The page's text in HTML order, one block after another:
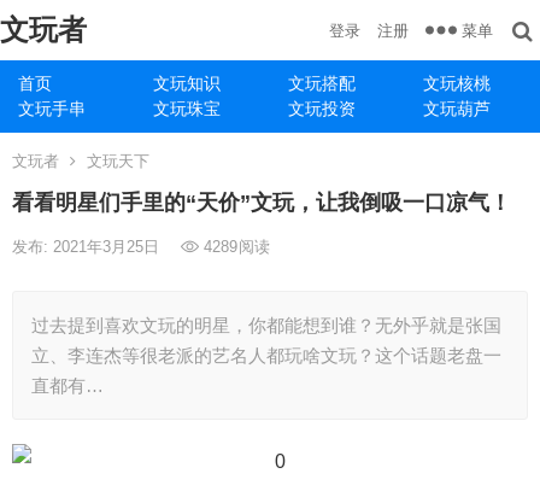
文玩者
首页 文玩知识 文玩搭配
文玩核桃
文玩手串
文玩珠宝 文玩投资 文玩葫芦
登录 注册 菜单
文玩者 文玩天下
看看明星们手里的“天价”文玩，让我倒吸一口凉气！
发布: 2021年3月25日 4289阅读
过去提到喜欢文玩的明星，你都能想到谁？无外乎就是张国
立、李连杰等很老派的艺名人都玩啥文玩？这个话题老盘一
直都有…